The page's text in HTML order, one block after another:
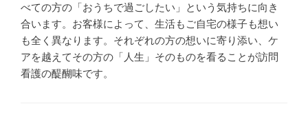
べての方の「おうちで過ごしたい」という気持ちに向き
合います。お客様によって、生活もご自宅の様子も想い
も全く異なります。それぞれの方の想いに寄り添い、ケ
アを越えてその方の「人生」そのものを看ることが訪問
看護の醍醐味です。